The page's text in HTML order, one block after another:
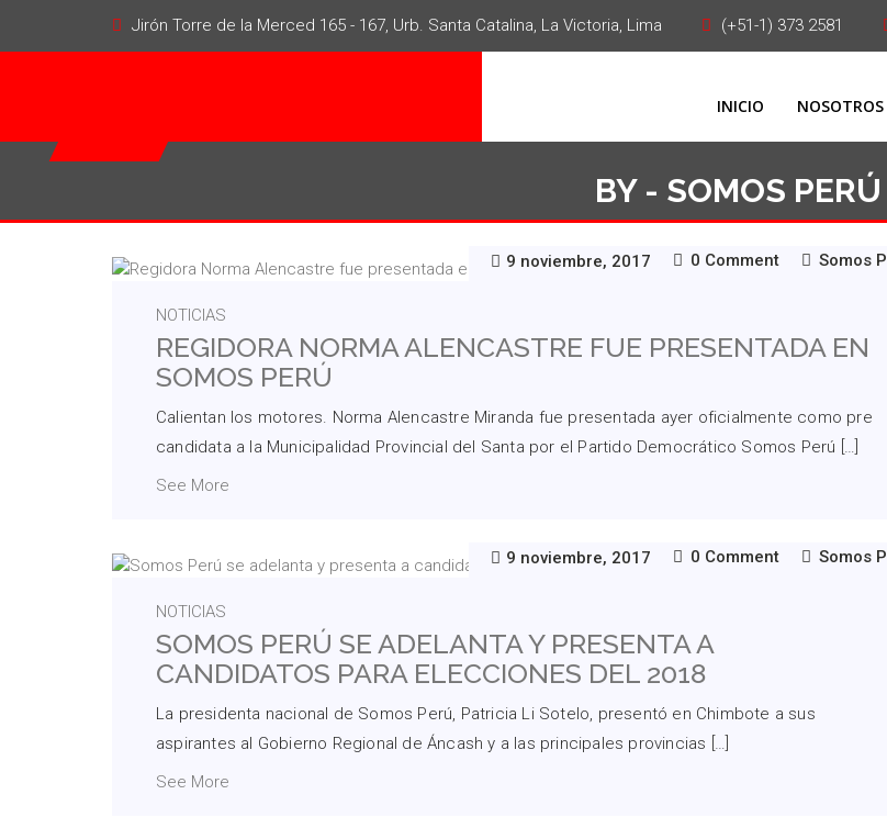
Jirón Torre de la Merced 165 - 167, Urb. Santa Catalina, La Victoria, Lima (+51-1) 373 2581
INICIO NOSOTROS
BY - SOMOS PERÚ
9 noviembre, 2017 0 Comment Somos
NOTICIAS
REGIDORA NORMA ALENCASTRE FUE PRESENTADA EN
SOMOS PERÚ
Calientan los motores. Norma Alencastre Miranda fue presentada ayer oficialmente como pre
candidata a la Municipalidad Provincial del Santa por el Partido Democrático Somos Perú […]
See More
9 noviembre, 2017 0 Comment Somos
NOTICIAS
SOMOS PERÚ SE ADELANTA Y PRESENTA A
CANDIDATOS PARA ELECCIONES DEL 2018
La presidenta nacional de Somos Perú, Patricia Li Sotelo, presentó en Chimbote a sus
aspirantes al Gobierno Regional de Áncash y a las principales provincias […]
See More